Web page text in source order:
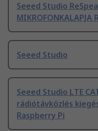
Seeed Studio
Seeed Studio
Seeed Studio LTE
rádiótávközlés
Raspberry Pi